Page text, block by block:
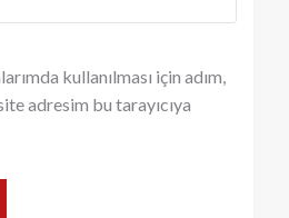
kullanılması için adım,
adresim bu tarayıcıya